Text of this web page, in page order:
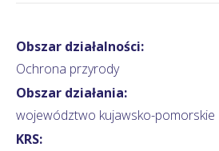
Obszar działalności:
Ochrona przyrody
Obszar działania:
województwo kujawsko-pomorskie
KRS: